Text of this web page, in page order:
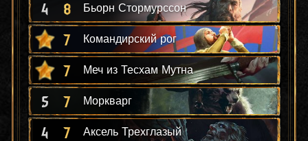
4 8 Бьорн Стормурссон
7 Командирский рог
7 Меч из Тесхам Мутна
5 7 Моркварг
4 7 Аксель Трехглазый